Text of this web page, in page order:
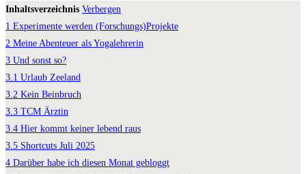
Inhaltsverzeichnis Verbergen
1 Experimente werden (Forschungs)Projekte
2 Meine Abenteuer als Yogalehrerin
3 Und sonst so?
3.1 Urlaub Zeeland
3.2 Kein Beinbruch
3.3 TCM Ärztin
3.4 Hier kommt keiner lebend raus
3.5 Shortcuts Juli 2025
4 Darüber habe ich diesen Monat gebloggt